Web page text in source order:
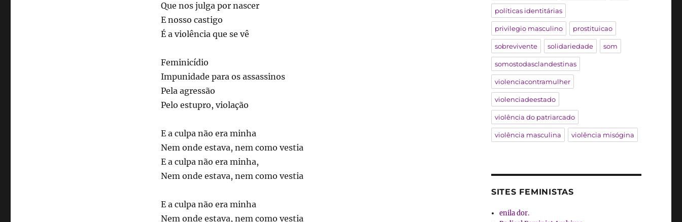
Que nos julga por nascer
E nosso castigo
É a violência que se vê
Feminicídio
Impunidade para os assassinos
Pela agressão
Pelo estupro, violação
E a culpa não era minha
Nem onde estava, nem como vestia
E a culpa não era minha,
Nem onde estava, nem como vestia
E a culpa não era minha
Nem onde estava, nem como vestia
políticas identitárias
privilegio masculino prostituicao
sobrevivente solidariedade som
somostodasclandestinas
violenciacontramulher
violenciadeestado
violência do patriarcado
violência masculina violência misógina
SITES FEMINISTAS
enila dor.